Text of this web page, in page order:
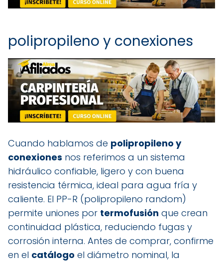
polipropileno y conexiones
Cuando hablamos de polipropileno y
conexiones nos referimos a un sistema
hidráulico confiable, ligero y con buena
resistencia térmica, ideal para agua fría y
caliente. El PP-R (polipropileno random)
permite uniones por termofusión que crean
continuidad plástica, reduciendo fugas y
corrosión interna. Antes de comprar, confirme
en el catálogo el diámetro nominal, la